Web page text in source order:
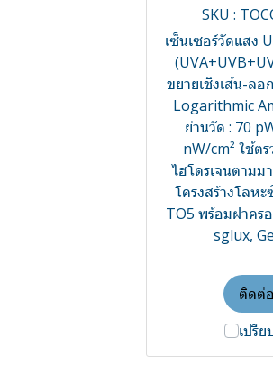
SKU :
เซ็นเซอร์วัดแสง
ขยายเชิงเส้น-ล
Logarithmic
ย่านวัด : 70
nW/cm² ใช้ต
ไฮโดรเจนตามม
โครงสร้างโลห
TO5 พร้อมฝาคร
sglux,
ติดต่
เปรีย